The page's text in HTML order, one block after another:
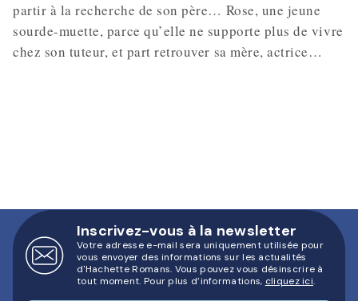
partir à la recherche de son père… Rose, une jeune
sourde-muette, parce qu’elle ne supporte plus de vivre
chez son tuteur, et part retrouver sa mère, actrice…
Inscrivez-vous à la newsletter
Votre adresse e-mail sera uniquement utilisée pour
vous envoyer des informations sur les actualités
d'Hachette Romans. Vous pouvez vous désinscrire à
tout moment. Pour plus d’informations, cliquez ici.